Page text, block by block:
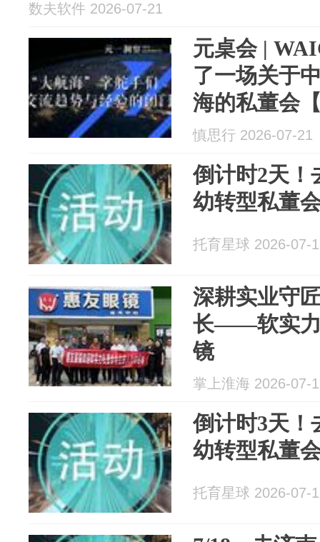
数夫软件 2026-07-21
元桌会 |
了一场关于
海的私董会
慎思行 2026-07-21
倒计时2天！
幼转型私董
托育星球 2026-07-
深耕实业守
长——软实力
镜
掌上淮海 2026-07-
倒计时3天！
幼转型私董
托育星球 2026-07-